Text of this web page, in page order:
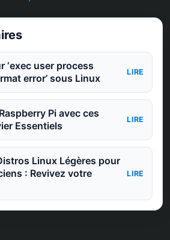
‘exec user process
error’ sous Linux
LIRE
Pi avec ces
Essentiels
LIRE
Linux Légères pour
: Revivez votre
LIRE